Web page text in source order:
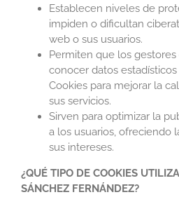
Establecen niveles de
impiden o dificultan
web o sus usuarios.
Permiten que los
conocer datos
Cookies para mejorar la
sus servicios.
Sirven para optimizar la
a los usuarios, ofreciendo
sus intereses.
¿QUÉ TIPO DE COOKIES
SÁNCHEZ FERNÁNDEZ?